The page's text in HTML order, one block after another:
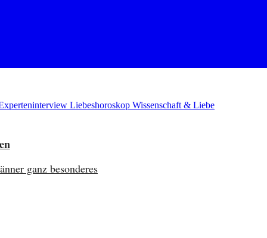
Liebeshoroskop Wissenschaft & Liebe
ganz besonderes